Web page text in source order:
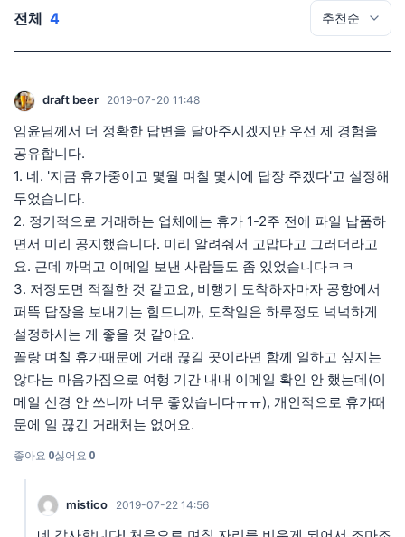
전체 4
draft beer 2019-07-20 11:48
임윤님께서 더 정확한 답변을 달아주시겠지만 우선 제 경험을
공유합니다.
1. 네. '지금 휴가중이고 몇월 며칠 몇시에 답장 주겠다'고 설정해
두었습니다.
2. 정기적으로 거래하는 업체에는 휴가 1-2주 전에 파일 납품하
면서 미리 공지했습니다. 미리 알려줘서 고맙다고 그러더라고
요. 근데 까먹고 이메일 보낸 사람들도 좀 있었습니다ㅋㅋ
3. 저정도면 적절한 것 같고요, 비행기 도착하자마자 공항에서
퍼뜩 답장을 보내기는 힘드니까, 도착일은 하루정도 넉넉하게
설정하시는 게 좋을 것 같아요.
꼴랑 며칠 휴가때문에 거래 끊길 곳이라면 함께 일하고 싶지는
않다는 마음가짐으로 여행 기간 내내 이메일 확인 안 했는데(이
메일 신경 안 쓰니까 너무 좋았습니다ㅠㅠ), 개인적으로 휴가때
문에 일 끊긴 거래처는 없어요.
좋아요 0싫어요 0
mistico 2019-07-22 14:56